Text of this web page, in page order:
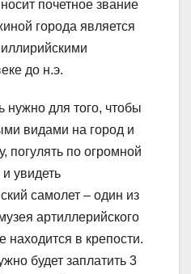
почетное звание
города является
до н.э.
нужно для того, чтобы
видами на город и
погулять по огромной
увидеть
самолет – один из
артиллерийского
находится в крепости.
будет заплатить 3